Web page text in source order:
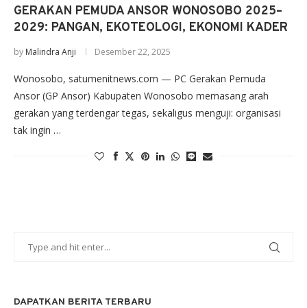
GERAKAN PEMUDA ANSOR WONOSOBO 2025–
2029: PANGAN, EKOTEOLOGI, EKONOMI KADER
by Malindra Anji Desember 22, 2025
Wonosobo, satumenitnews.com — PC Gerakan Pemuda
Ansor (GP Ansor) Kabupaten Wonosobo memasang arah
gerakan yang terdengar tegas, sekaligus menguji: organisasi
tak ingin …
DAPATKAN BERITA TERBARU